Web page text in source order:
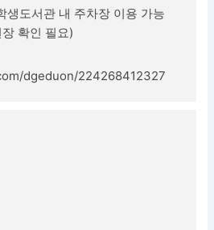
생도서관 내 주차장 이용 가능
확인 필요)
dgeduon/224268412327